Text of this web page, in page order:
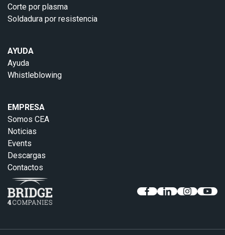
Corte por plasma
Soldadura por resistencia
AYUDA
Ayuda
Whistleblowing
EMPRESA
Somos CEA
Noticias
Events
Descargas
Contactos